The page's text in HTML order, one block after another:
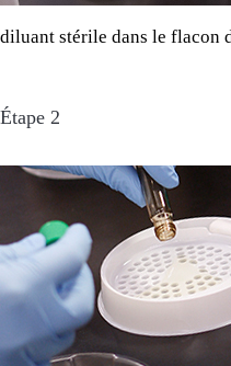
diluant stérile dans le flacon
Étape 2